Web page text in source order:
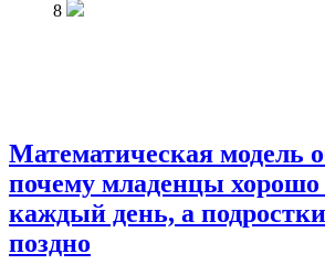
8
Математическая модель
почему младенцы хорошо
каждый день, а
поздно